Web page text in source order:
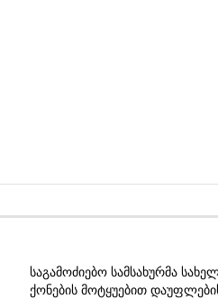
ᲡᲐᲒᲐᲛᲝᲫᲘᲔᲑᲝ ᲡᲐᲛᲡᲐᲮᲣᲠᲛᲐ
ᲥᲝᲜᲔᲑᲘᲡ ᲛᲝᲢᲧᲣᲔᲑᲘᲗ